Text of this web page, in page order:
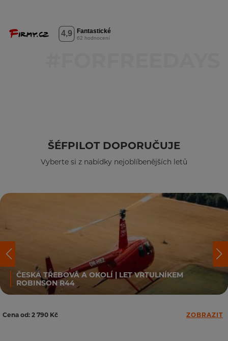
ŠÉFPILOT DOPORUČUJE
Vyberte si z nabídky nejoblíbenějších letů
ČESKÁ TŘEBOVÁ A OKOLÍ | LET VRTULNÍKEM
ROBINSON R44
Cena od: 2 790 Kč ZOBRAZIT